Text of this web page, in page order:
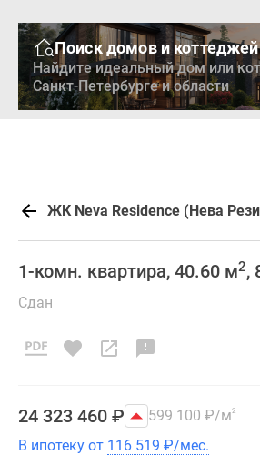
Поиск домов и коттеджей
Найдите идеальный дом или
Санкт-Петербурге и области
ЖК Neva Residence (Нева
1-комн. квартира, 40.60 м2,
Сдан
24 323 460 ₽ 599 100 ₽/м2
В ипотеку от 116 519 ₽/мес.